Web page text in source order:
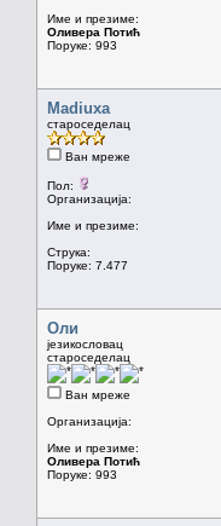
Име и презиме:
Оливера Потић
Поруке: 993
Madiuxa
староседелац
Ван мреже
Пол:
Организација:
Име и презиме:
Струка:
Поруке: 7.477
Оли
језикословац
староседелац
Ван мреже
Организација:
Име и презиме:
Оливера Потић
Поруке: 993